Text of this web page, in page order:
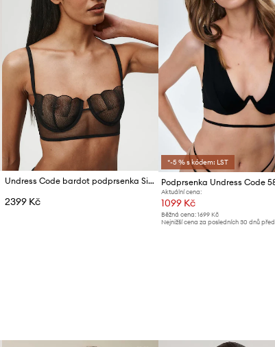
Undress Code bardot podprsenka Siren Call
2399 Kč
*-5 % s kódem: LST
Aktuální cena:
1099 Kč
Běžná cena: 1699 Kč
Nejnižší cena za posledních 30 dnů